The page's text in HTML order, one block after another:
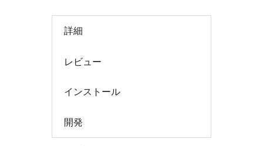
詳細
レビュー
インストール
開発